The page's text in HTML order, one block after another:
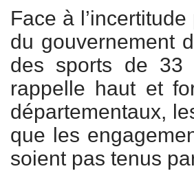
Face à
du gouvernement
des sports de 33
rappelle haut et
départementaux,
que les
soient pas tenus